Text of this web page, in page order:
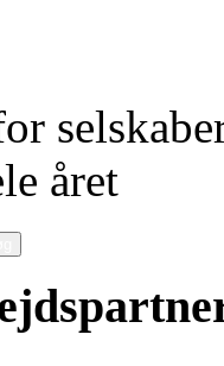
året